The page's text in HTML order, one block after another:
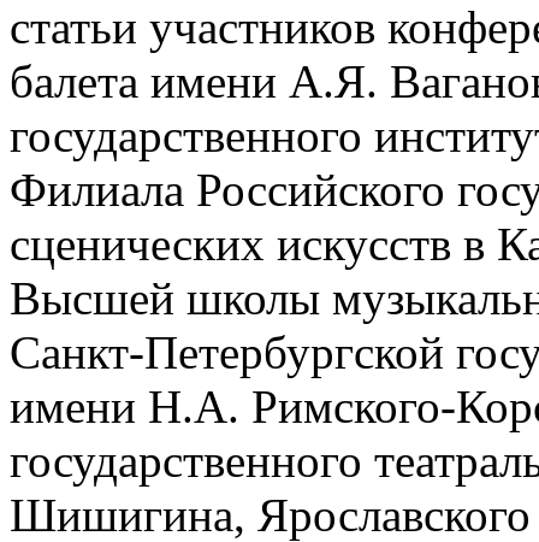
статьи участников
балета имени А.Я.
государственного
Филиала Российского
сценических искусств в
Высшей школы
Санкт-Петербургской
имени Н.А. Римского-
государственного
Шишигина, Ярославского